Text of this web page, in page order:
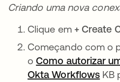
Criando uma nova
Clique em + Create
Começando com o
oComo autorizar
Okta Workflows KB